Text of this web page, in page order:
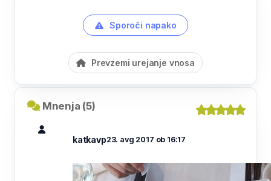
Sporoči napako
Prevzemi urejanje vnosa
Mnenja (5)
katkavp23. avg 2017 ob 16:17